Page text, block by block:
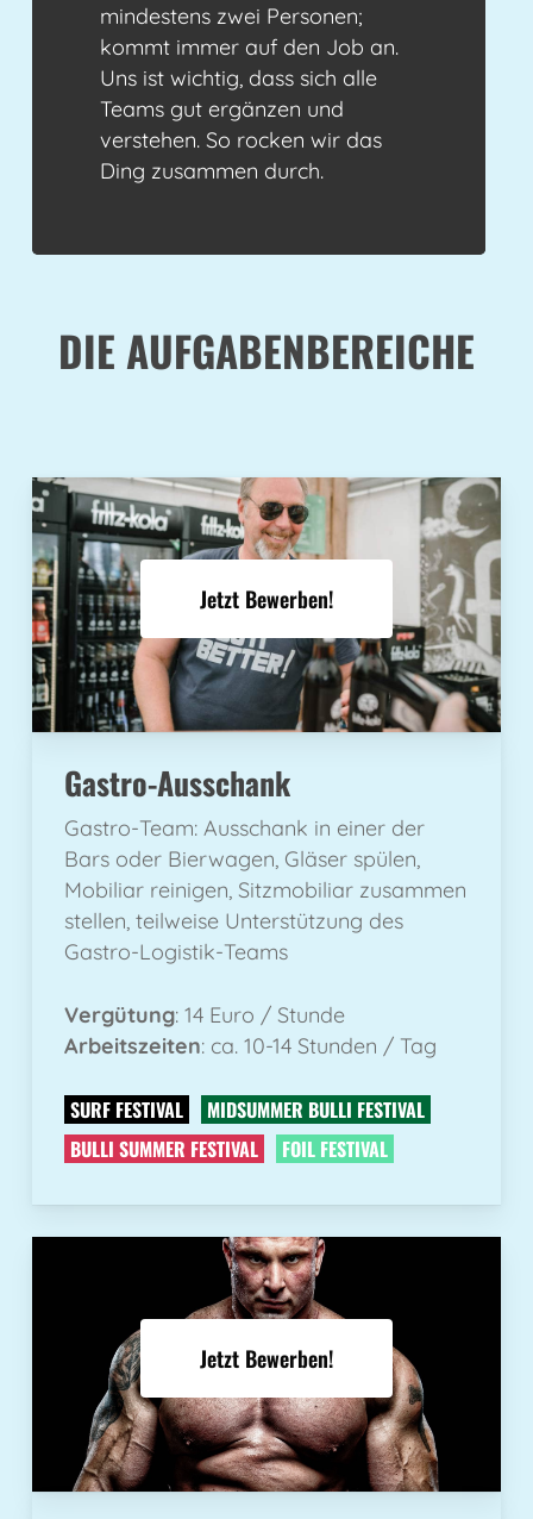
mindestens zwei Personen;
kommt immer auf den Job an.
Uns ist wichtig, dass sich alle
Teams gut ergänzen und
verstehen. So rocken wir das
Ding zusammen durch.
DIE AUFGABENBEREICHE
Jetzt Bewerben!
Gastro-Ausschank
Gastro-Team: Ausschank in einer der
Bars oder Bierwagen, Gläser spülen,
Mobiliar reinigen, Sitzmobiliar zusammen
stellen, teilweise Unterstützung des
Gastro-Logistik-Teams
Vergütung: 14 Euro / Stunde
Arbeitszeiten: ca. 10-14 Stunden / Tag
SURF FESTIVAL
MIDSUMMER BULLI FESTIVAL
BULLI SUMMER FESTIVAL
FOIL FESTIVAL
Jetzt Bewerben!